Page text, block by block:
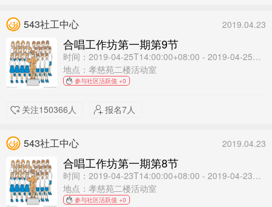
543社工中心 2019.04.23
合唱工作坊第一期第9节
时间：2019-04-25T14:00:00+08:00 - 2019-04-25T16:00:00+08:00
地点：孝慈苑二楼活动室
参与社区活跃值 +0
关注150366人 报名7人
543社工中心 2019.04.23
合唱工作坊第一期第8节
时间：2019-04-23T14:00:00+08:00 - 2019-04-23T16:00:00+08:00
地点：孝慈苑二楼活动室
参与社区活跃值 +0